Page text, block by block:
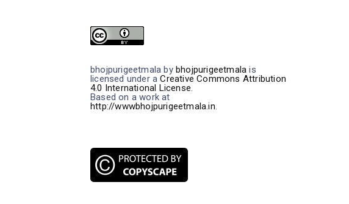
bhojpurigeetmala bybhojpurigeetmala is
licensed under aCreative Commons Attribution
4.0 International License
Based on a work at
http://wwwbhojpurigeetmala.in